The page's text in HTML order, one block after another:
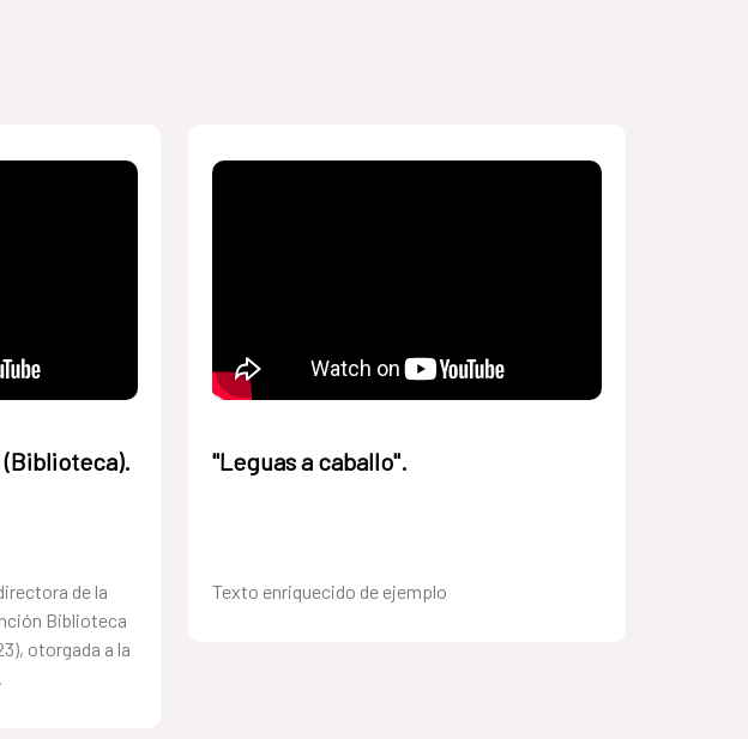
de la
Biblioteca
otorgada a la
"Leguas a caballo".
Texto enriquecido de ejemplo